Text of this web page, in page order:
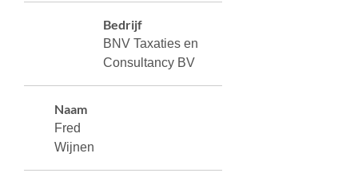
Bedrijf
BNV Taxaties en
Consultancy BV
Naam
Fred
Wijnen